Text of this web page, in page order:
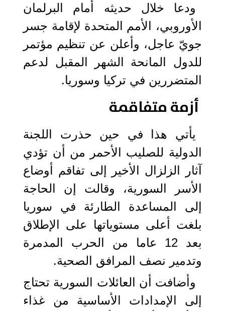
ودعا خلال حديثه أمام البرلمان
الأوروبي، الأمم المتحدة لإقامة جسر
جويّ عاجل، وأعلن عن تنظيم مؤتمر
للدول المانحة الشهر المقبل لدعم
المتضررين في تركيا وسوريا.
أزمة متفاقمة
يأتي هذا في حين حذرت اللجنة
الدولية للصليب الأحمر من أن تؤدي
آثار الزلزال الأخير إلى تفاقم أوضاع
الأسر السورية، وقالت إن الحاجة
إلى المساعدة الطارئة في سوريا
بلغت أعلى مستوياتها على الإطلاق
بعد 12 عاما من الحرب المدمرة
وتدمير نصف المرافق الصحية.
وأضافت أن العائلات السورية تحتاج
إلى الإمدادات الأساسية من غذاء